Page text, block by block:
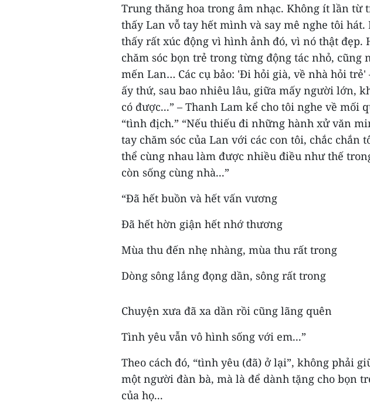
Trung thăng hoa trong âm nhạc. Không ít lần từ
thấy Lan vỗ tay hết mình và say mê nghe tôi
thấy rất xúc động vì hình ảnh đó, vì nó thật đẹp.
chăm sóc bọn trẻ trong từng động tác nhỏ, cũng
mến Lan… Các cụ bảo: 'Đi hỏi già, về nhà hỏi trẻ'
ấy thứ, sau bao nhiêu lâu, giữa mấy người lớn,
có được...” – Thanh Lam kể cho tôi nghe về mối
“tình địch.” “Nếu thiếu đi những hành xử văn
tay chăm sóc của Lan với các con tôi, chắc chắn
thể cùng nhau làm được nhiều điều như thế
còn sống cùng nhà...”
“Đã hết buồn và hết vấn vương
Đã hết hờn giận hết nhớ thương
Mùa thu đến nhẹ nhàng, mùa thu rất trong
Dòng sông lắng đọng dần, sông rất trong
Chuyện xưa đã xa dần rồi cũng lãng quên
Tình yêu vẫn vô hình sống với em...”
Theo cách đó, “tình yêu (đã) ở lại”, không phải
một người đàn bà, mà là để dành tặng cho bọn
của họ...